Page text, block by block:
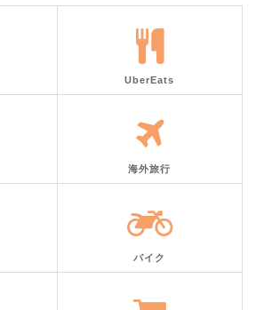
UberEats
海外旅行
バイク